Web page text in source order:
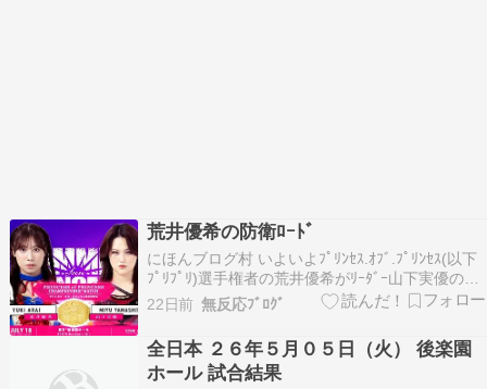
荒井優希の防衛ﾛｰﾄﾞ
にほんブログ村 いよいよﾌﾟﾘﾝｾｽ.ｵﾌﾞ.ﾌﾟﾘﾝｾｽ(以下
ﾌﾟﾘﾌﾟﾘ)選手権者の荒井優希がﾘｰﾀﾞｰ山下実優の挑
戦を受ける『Summer Sun Princess 26(以下ｻﾏｰｻ
ﾝ)』が明日7月18日にある｡ この後『東京ﾌﾟﾘﾝｾｽｶ
ｯﾌﾟ』が始まり､その優勝者が…
22日前 無反応ﾌﾞﾛｸﾞ
全日本 ２６年５月０５日（火） 後楽園
ホール 試合結果